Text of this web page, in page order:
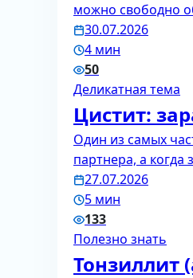
можно свободно
30.07.2026
4 мин
50
Деликатная тема
Цистит:
Один из самых
партнера, а
27.07.2026
5 мин
133
Полезно знать
Тонзиллит